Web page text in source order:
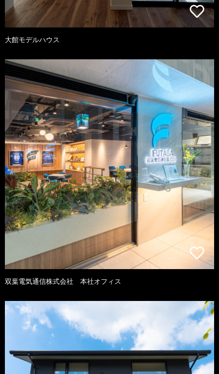
大館モデルハウス
双葉電気通信株式会社 本社オフィス